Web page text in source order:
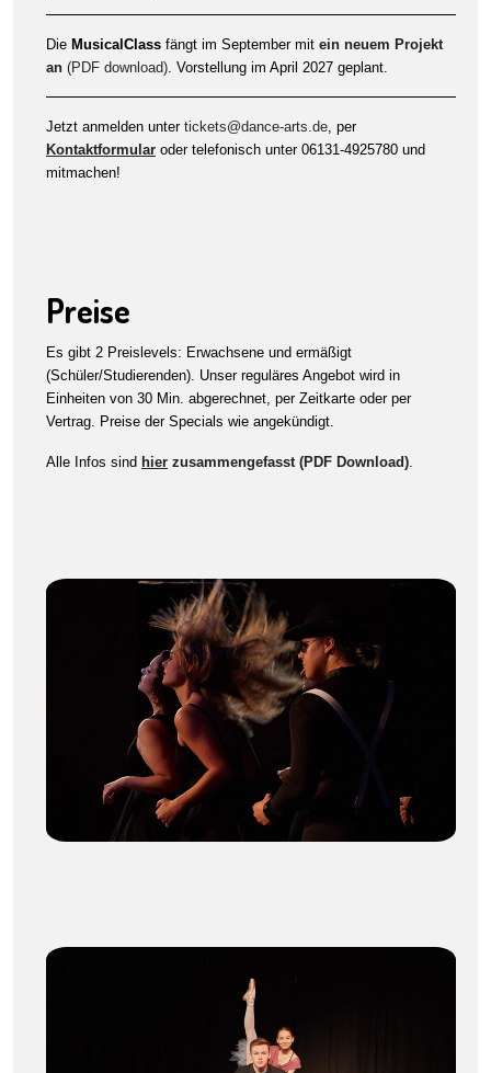
Die MusicalClass fängt im September mit ein neuem Projekt
an (PDF download) . Vorstellung im April 2027 geplant.
Jetzt anmelden unter tickets@dance-arts.de , per
Kontaktformular oder telefonisch unter 06131-4925780 und
mitmachen!
Preise
Es gibt 2 Preislevels: Erwachsene und ermäßigt
(Schüler/Studierenden). Unser reguläres Angebot wird in
Einheiten von 30 Min. abgerechnet, per Zeitkarte oder per
Vertrag. Preise der Specials wie angekündigt.
Alle Infos sind hier zusammengefasst (PDF Download)